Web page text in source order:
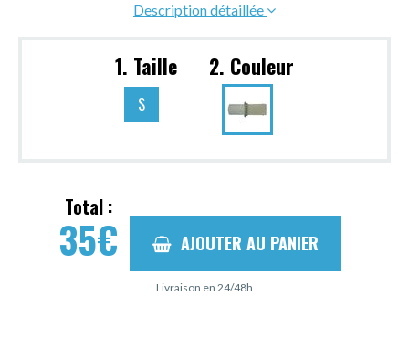
Description détaillée
1. Taille
S
2. Couleur
Total :
35€ AJOUTER AU PANIER
Livraison en 24/48h